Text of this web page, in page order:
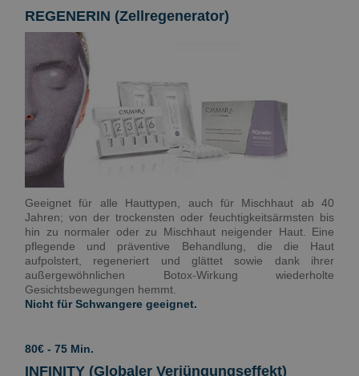
REGENERIN (Zellregenerator)
Geeignet für alle Hauttypen, auch für Mischhaut ab 40
Jahren; von der trockensten oder feuchtigkeitsärmsten bis
hin zu normaler oder zu Mischhaut neigender Haut. Eine
pflegende und präventive Behandlung, die die Haut
aufpolstert, regeneriert und glättet sowie dank ihrer
außergewöhnlichen Botox-Wirkung wiederholte
Gesichtsbewegungen hemmt.
Nicht für Schwangere geeignet.
80€ - 75 Min.
INFINITY (Globaler Verjüngungseffekt)